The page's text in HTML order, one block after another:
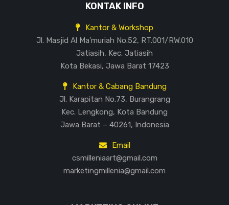
KONTAK INFO
Kantor & Workshop
Jl. Masjid Al Ma’muriah No.52, RT.001/RW.010
Jatiasih, Kec. Jatiasih
Kota Bekasi, Jawa Barat 17423
Kantor & Cabang Bandung
Jl. Karapitan No.73, Burangrang
Kec. Lengkong, Kota Bandung
Jawa Barat – 40261, Indonesia
Email
csmilleniaart@gmail.com
marketingmillenia@gmail.com